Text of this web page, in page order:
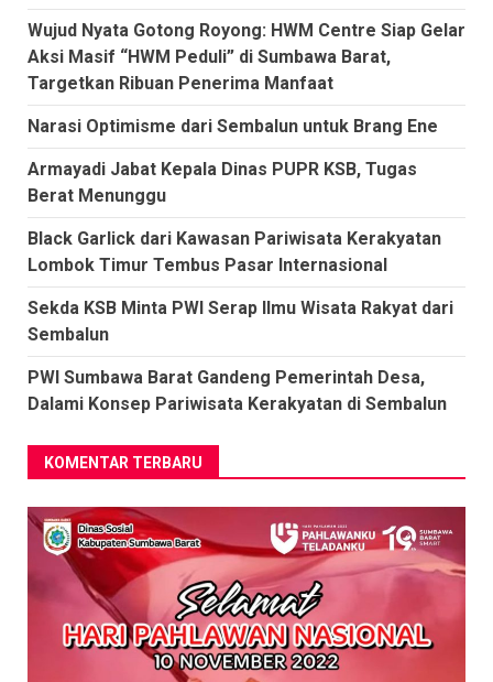
Wujud Nyata Gotong Royong: HWM Centre Siap Gelar
Aksi Masif “HWM Peduli” di Sumbawa Barat,
Targetkan Ribuan Penerima Manfaat
Narasi Optimisme dari Sembalun untuk Brang Ene
Armayadi Jabat Kepala Dinas PUPR KSB, Tugas
Berat Menunggu
Black Garlick dari Kawasan Pariwisata Kerakyatan
Lombok Timur Tembus Pasar Internasional
Sekda KSB Minta PWI Serap Ilmu Wisata Rakyat dari
Sembalun
PWI Sumbawa Barat Gandeng Pemerintah Desa,
Dalami Konsep Pariwisata Kerakyatan di Sembalun
KOMENTAR TERBARU